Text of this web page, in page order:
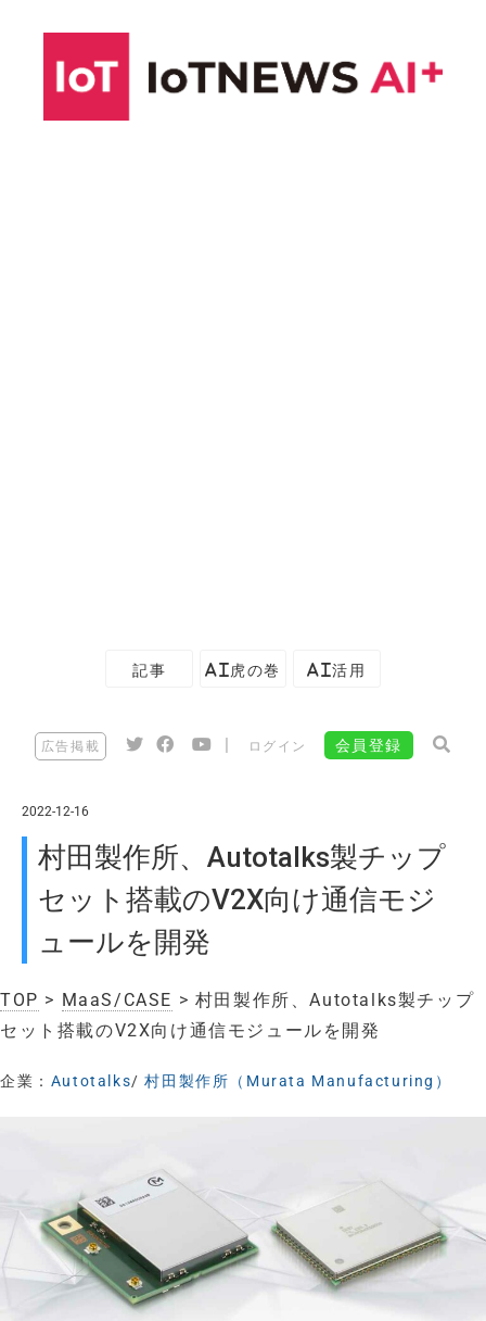
記事 AI虎の巻 AI活用
広告掲載 ログイン 会員登録
2022-12-16
村田製作所、Autotalks製チップ
セット搭載のV2X向け通信モジ
ュールを開発
TOP > MaaS/CASE > 村田製作所、Autotalks製チップ
セット搭載のV2X向け通信モジュールを開発
企業： Autotalks/村田製作所（Murata Manufacturing）